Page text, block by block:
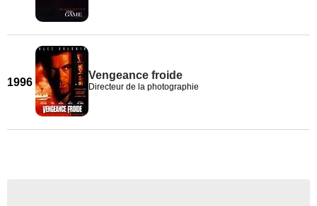
1996
Vengeance froide
Directeur de la photographie